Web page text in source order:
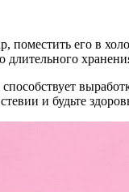
его в
длительного
и будьте